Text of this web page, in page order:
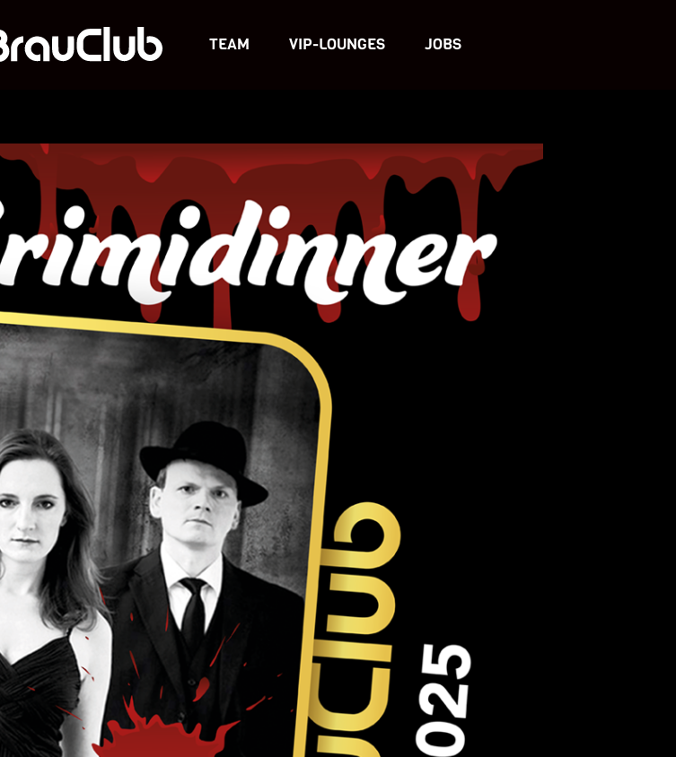
TEAM VIP-LOUNGES JOBS